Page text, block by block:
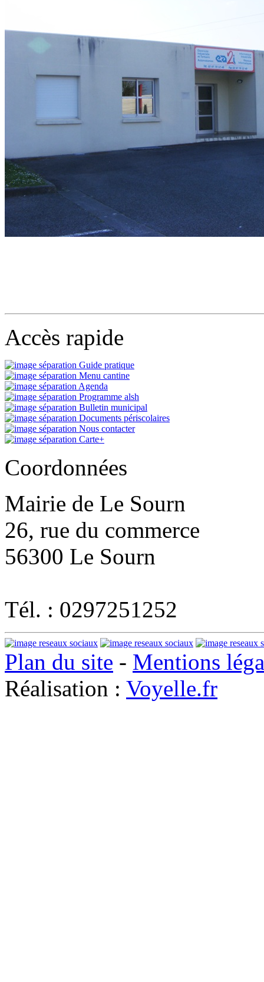
Accès rapide
Guide pratique
Menu cantine
Agenda
Programme alsh
Bulletin municipal
Documents périscolaires
Nous contacter
Carte+
Coordonnées
Mairie de Le Sourn
26, rue du commerce
56300 Le Sourn
Tél. : 0297251252
Plan du site - Mentions
Réalisation : Voyelle.fr